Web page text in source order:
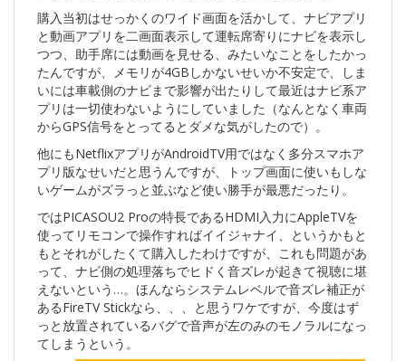
購入当初はせっかくのワイド画面を活かして、ナビアプリ
と動画アプリを二画面表示して運転席寄りにナビを表示し
つつ、助手席には動画を見せる、みたいなことをしたかっ
たんですが、メモリが4GBしかないせいか不安定で、しま
いには車載側のナビまで影響が出たりして最近はナビ系ア
プリは一切使わないようにしていました（なんとなく車両
からGPS信号をとってるとダメな気がしたので）。
他にもNetflixアプリがAndroidTV用ではなく多分スマホア
プリ版なせいだと思うんですが、トップ画面に使いもしな
いゲームがズラっと並ぶなど使い勝手が最悪だったり。
ではPICASOU2 Proの特長であるHDMI入力にAppleTVを
使ってリモコンで操作すればイイジャナイ、というかもと
もとそれがしたくて購入したわけですが、これも問題があ
って、ナビ側の処理落ちでヒドく音ズレが起きて視聴に堪
えないという…。ほんならシステムレベルで音ズレ補正が
あるFireTV Stickなら、、、と思うワケですが、今度はず
っと放置されているバグで音声が左のみのモノラルになっ
てしまうという。